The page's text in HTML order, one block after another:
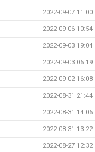
2022-09-07 11:00
2022-09-06 10:54
2022-09-03 19:04
2022-09-03 06:19
2022-09-02 16:08
2022-08-31 21:44
2022-08-31 14:06
2022-08-31 13:22
2022-08-27 12:32